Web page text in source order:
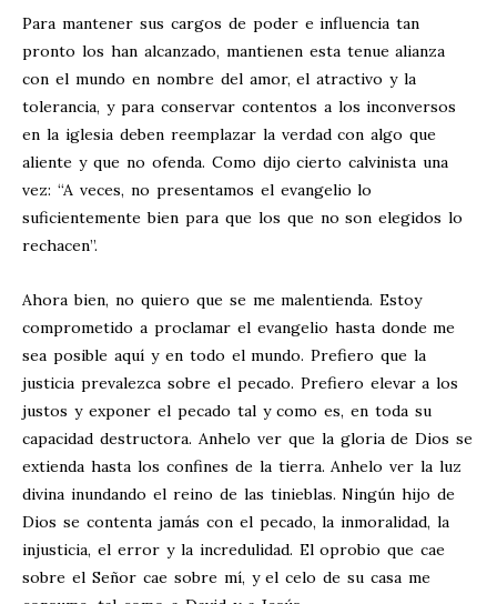
Para mantener sus cargos de poder e influencia tan
pronto los han alcanzado, mantienen esta tenue alianza
con el mundo en nombre del amor, el atractivo y la
tolerancia, y para conservar contentos a los inconversos
en la iglesia deben reemplazar la verdad con algo que
aliente y que no ofenda. Como dijo cierto calvinista una
vez: “A veces, no presentamos el evangelio lo
suficientemente bien para que los que no son elegidos lo
rechacen”.
Ahora bien, no quiero que se me malentienda. Estoy
comprometido a proclamar el evangelio hasta donde me
sea posible aquí y en todo el mundo. Prefiero que la
justicia prevalezca sobre el pecado. Prefiero elevar a los
justos y exponer el pecado tal y como es, en toda su
capacidad destructora. Anhelo ver que la gloria de Dios se
extienda hasta los confines de la tierra. Anhelo ver la luz
divina inundando el reino de las tinieblas. Ningún hijo de
Dios se contenta jamás con el pecado, la inmoralidad, la
injusticia, el error y la incredulidad. El oprobio que cae
sobre el Señor cae sobre mí, y el celo de su casa me